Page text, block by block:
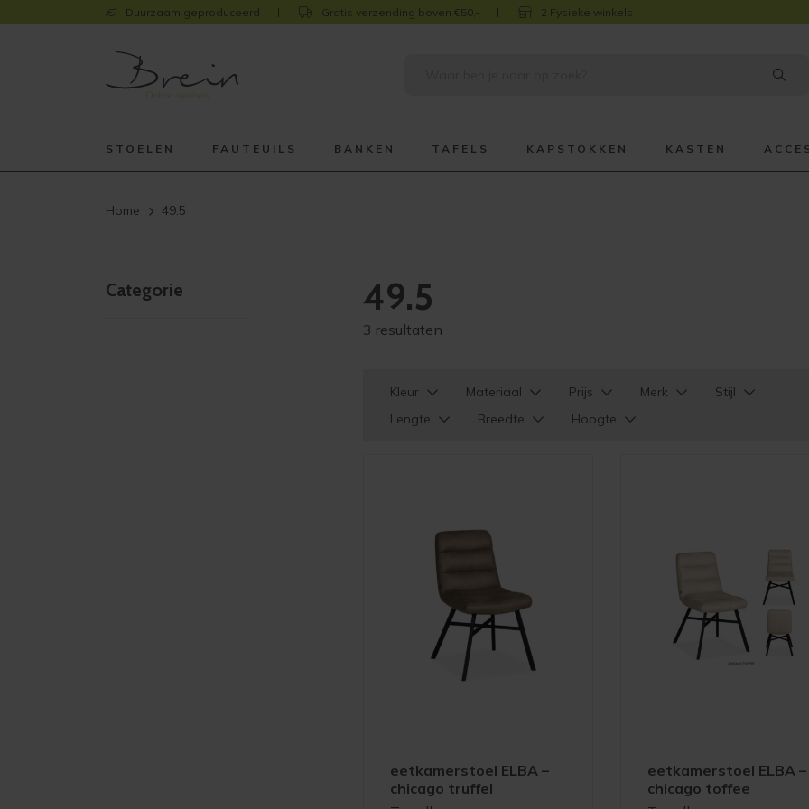
Duurzaam geproduceerd Gratis verzending boven €50,- 2 Fysieke winkels
STOELEN FAUTEUILS BANKEN TAFELS KAPSTOKKEN KASTEN
Home 49.5
Categorie 49.5
3 resultaten
Kleur Materiaal Prijs Merk
Stijl
Lengte
Breedte Hoogte
eetkamerstoel ELBA –
chicago truffel
eetkamerstoel ELBA –
chicago toffee